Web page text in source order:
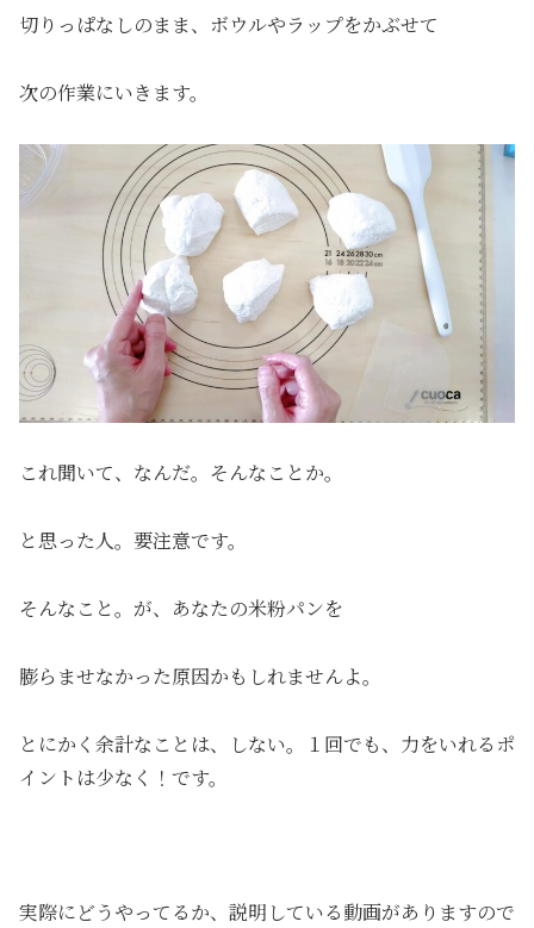
切りっぱなしのまま、ボウルやラップをかぶせて
次の作業にいきます。
これ聞いて、なんだ。そんなことか。
と思った人。要注意です。
そんなこと。が、あなたの米粉パンを
膨らませなかった原因かもしれませんよ。
とにかく余計なことは、しない。１回でも、力をいれるポ
イントは少なく！です。
実際にどうやってるか、説明している動画がありますので